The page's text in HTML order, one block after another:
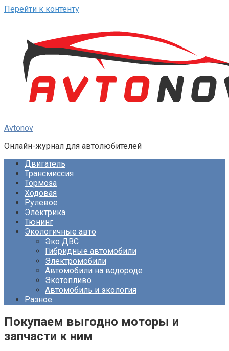
Перейти к контенту
Avtonov
Онлайн-журнал для автолюбителей
Двигатель
Трансмиссия
Тормоза
Ходовая
Рулевое
Электрика
Тюнинг
Экологичные авто
Эко ДВС
Гибридные автомобили
Электромобили
Автомобили на водороде
Экотопливо
Автомобиль и экология
Разное
Покупаем выгодно моторы и
запчасти к ним